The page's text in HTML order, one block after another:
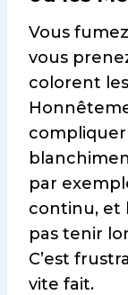
Vous
vous
colorent
par
continu, et
pas tenir
C’est
vite fait.